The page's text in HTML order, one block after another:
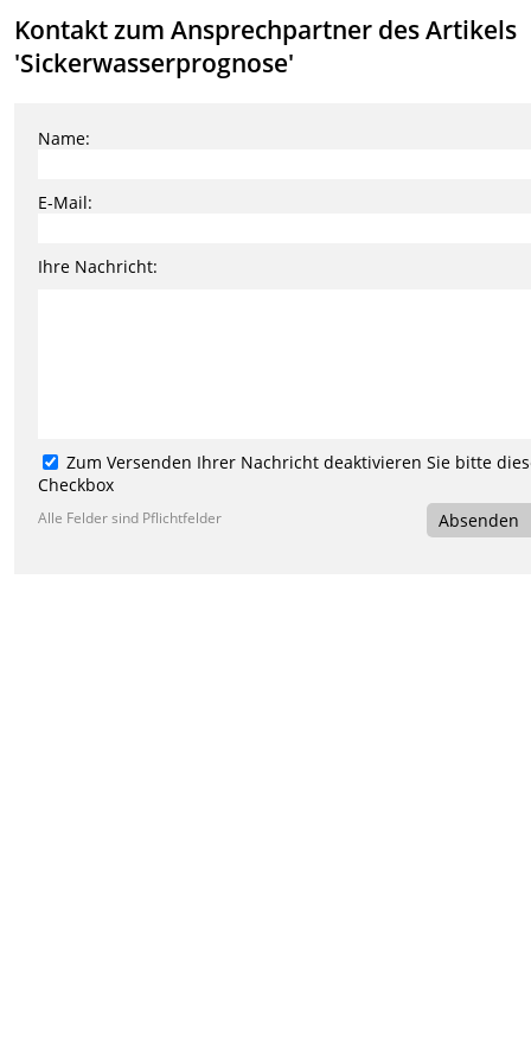
Kontakt zum Ansprechpartner des Artikels
'Sickerwasserprognose'
Name:
E-Mail:
Ihre Nachricht:
Zum Versenden Ihrer Nachricht deaktivieren Sie bitte
Checkbox
Alle Felder sind Pflichtfelder Absenden